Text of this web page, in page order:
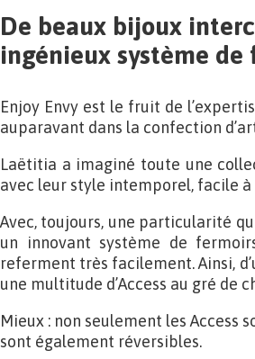
De beaux bijoux
ingénieux système de
Enjoy Envy est le fruit de
auparavant dans la confection
Laëtitia a imaginé toute une
avec leur style intemporel, facile
Avec, toujours, une particularité
un innovant système de
referment très facilement. Ainsi,
une multitude d’Access au gré de
Mieux : non seulement les Access
sont également réversibles.